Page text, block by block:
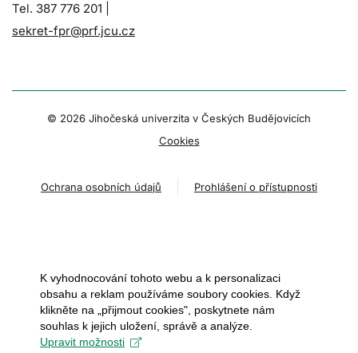
Tel. 387 776 201 |
sekret-fpr@prf.jcu.cz
© 2026 Jihočeská univerzita v Českých Budějovicích
Cookies
Ochrana osobních údajů Prohlášení o přístupnosti
K vyhodnocování tohoto webu a k personalizaci
obsahu a reklam používáme soubory cookies. Když
klikněte na „přijmout cookies", poskytnete nám
souhlas k jejich uložení, správě a analýze.
Upravit možnosti